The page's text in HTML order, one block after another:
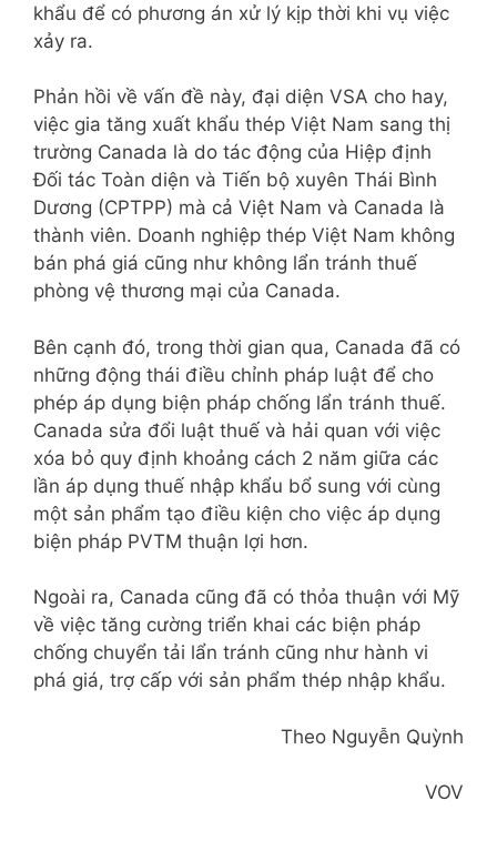
khẩu để có phương án xử lý kịp thời khi vụ việc
xảy ra.
Phản hồi về vấn đề này, đại diện VSA cho hay,
việc gia tăng xuất khẩu thép Việt Nam sang thị
trường Canada là do tác động của Hiệp định
Đối tác Toàn diện và Tiến bộ xuyên Thái Bình
Dương (CPTPP) mà cả Việt Nam và Canada là
thành viên. Doanh nghiệp thép Việt Nam không
bán phá giá cũng như không lẩn tránh thuế
phòng vệ thương mại của Canada.
Bên cạnh đó, trong thời gian qua, Canada đã có
những động thái điều chỉnh pháp luật để cho
phép áp dụng biện pháp chống lẩn tránh thuế.
Canada sửa đổi luật thuế và hải quan với việc
xóa bỏ quy định khoảng cách 2 năm giữa các
lần áp dụng thuế nhập khẩu bổ sung với cùng
một sản phẩm tạo điều kiện cho việc áp dụng
biện pháp PVTM thuận lợi hơn.
Ngoài ra, Canada cũng đã có thỏa thuận với Mỹ
về việc tăng cường triển khai các biện pháp
chống chuyển tải lẩn tránh cũng như hành vi
phá giá, trợ cấp với sản phẩm thép nhập khẩu.
Theo Nguyễn Quỳnh
VOV